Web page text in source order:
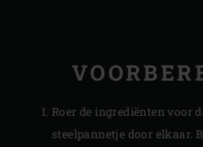
Roer de ingrediënten voor
steelpannetje door elkaar.